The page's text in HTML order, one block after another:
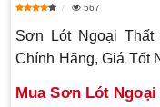
567
Sơn Lót Ngoại Thất
Chính Hãng, Giá Tốt
Mua Sơn Lót